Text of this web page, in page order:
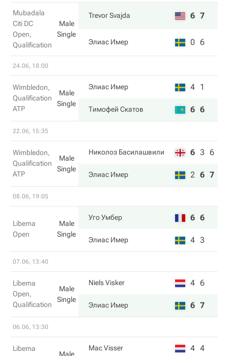
Mubadala
Citi DC
Open,
Qualification
Male
Single
Trevor Svajda 6 7
Элиас Имер 0 6
24.06, 18:00
Wimbledon,
Qualification
ATP
Male
Single
Элиас Имер 4 1
Тимофей Скатов 6 6
22.06, 15:35
Wimbledon,
Qualification
ATP
Male
Single
Николоз Басилашвили 6 3 6
Элиас Имер 2 6 7
08.06, 19:05
Libema
Open
Male
Single
Уго Умбер 6 6
Элиас Имер 4 3
07.06, 13:40
Libema
Open,
Qualification
Male
Single
Niels Visker 4 6
Элиас Имер 6 7
06.06, 13:30
Libema
Male
Mac Visser 4 4